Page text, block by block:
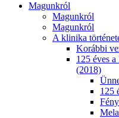
Magunkról
Magunkról
Magunkról
A klinika
Korábbi
125 éves
(2018)
125